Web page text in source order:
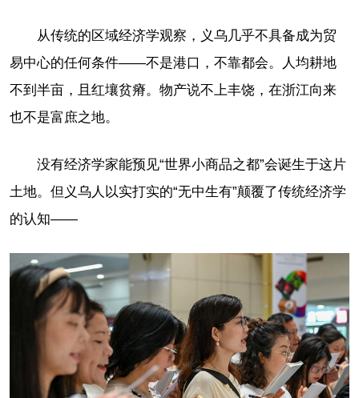
从传统的区域经济学观察，义乌几乎不具备成为贸
易中心的任何条件——不是港口，不靠都会。人均耕地
不到半亩，且红壤贫瘠。物产说不上丰饶，在浙江向来
也不是富庶之地。
没有经济学家能预见“世界小商品之都”会诞生于这片
土地。但义乌人以实打实的“无中生有”颠覆了传统经济学
的认知——